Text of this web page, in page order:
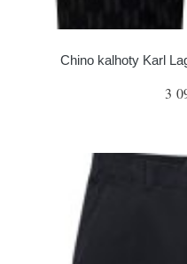
Chino kalhoty Karl
3